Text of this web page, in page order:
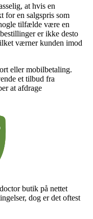
at hvis en
for en salgspris som
tilfælde være en
er ikke desto
værner kunden imod
eller mobilbetaling.
et tilbud fra
at afdrage
butik på nettet
dog er det oftest